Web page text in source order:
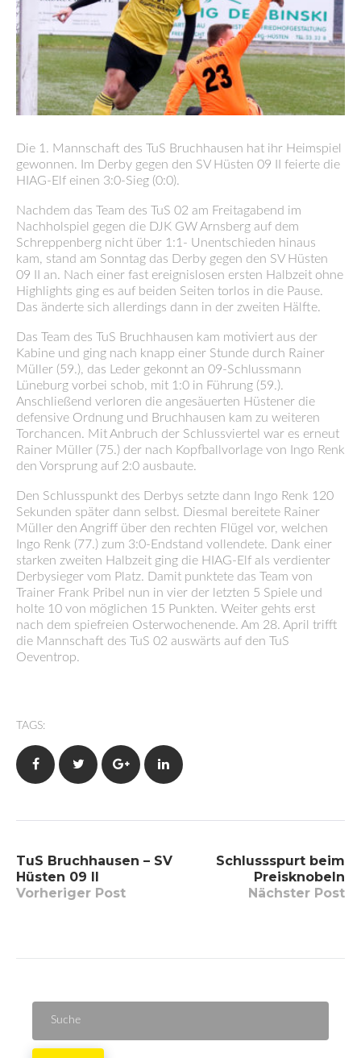
Die 1. Mannschaft des TuS Bruchhausen hat ihr Heimspiel
gewonnen. Im Derby gegen den SV Hüsten 09 II feierte die
HIAG-Elf einen 3:0-Sieg (0:0).
Nachdem das Team des TuS 02 am Freitagabend im
Nachholspiel gegen die DJK GW Arnsberg auf dem
Schreppenberg nicht über 1:1- Unentschieden hinaus
kam, stand am Sonntag das Derby gegen den SV Hüsten
09 II an. Nach einer fast ereignislosen ersten Halbzeit ohne
Highlights ging es auf beiden Seiten torlos in die Pause.
Das änderte sich allerdings dann in der zweiten Hälfte.
Das Team des TuS Bruchhausen kam motiviert aus der
Kabine und ging nach knapp einer Stunde durch Rainer
Müller (59.), das Leder gekonnt an 09-Schlussmann
Lüneburg vorbei schob, mit 1:0 in Führung (59.).
Anschließend verloren die angesäuerten Hüstener die
defensive Ordnung und Bruchhausen kam zu weiteren
Torchancen. Mit Anbruch der Schlussviertel war es erneut
Rainer Müller (75.) der nach Kopfballvorlage von Ingo Renk
den Vorsprung auf 2:0 ausbaute.
Den Schlusspunkt des Derbys setzte dann Ingo Renk 120
Sekunden später dann selbst. Diesmal bereitete Rainer
Müller den Angriff über den rechten Flügel vor, welchen
Ingo Renk (77.) zum 3:0-Endstand vollendete. Dank einer
starken zweiten Halbzeit ging die HIAG-Elf als verdienter
Derbysieger vom Platz. Damit punktete das Team von
Trainer Frank Pribel nun in vier der letzten 5 Spiele und
holte 10 von möglichen 15 Punkten. Weiter gehts erst
nach dem spiefreien Osterwochenende. Am 28. April trifft
die Mannschaft des TuS 02 auswärts auf den TuS
Oeventrop.
TAGS:
FacebookTwitter Google+LinkedIn
TuS Bruchhausen – SV
Hüsten 09 II
Vorheriger Post
Schlussspurt beim
Preisknobeln
Nächster Post